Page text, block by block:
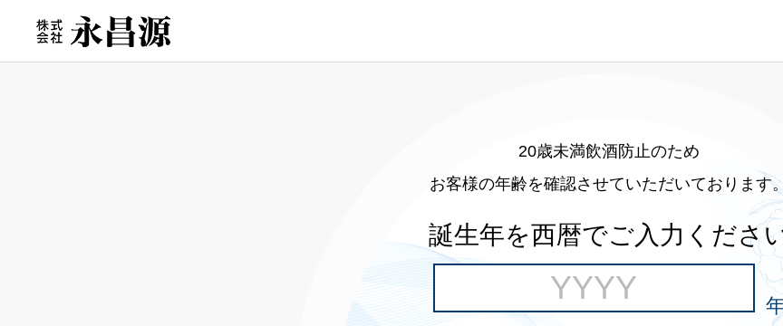
20歳未満飲酒防止のため
お客様の年齢を確認させていただいております。
誕生年を西暦でご入力くださ